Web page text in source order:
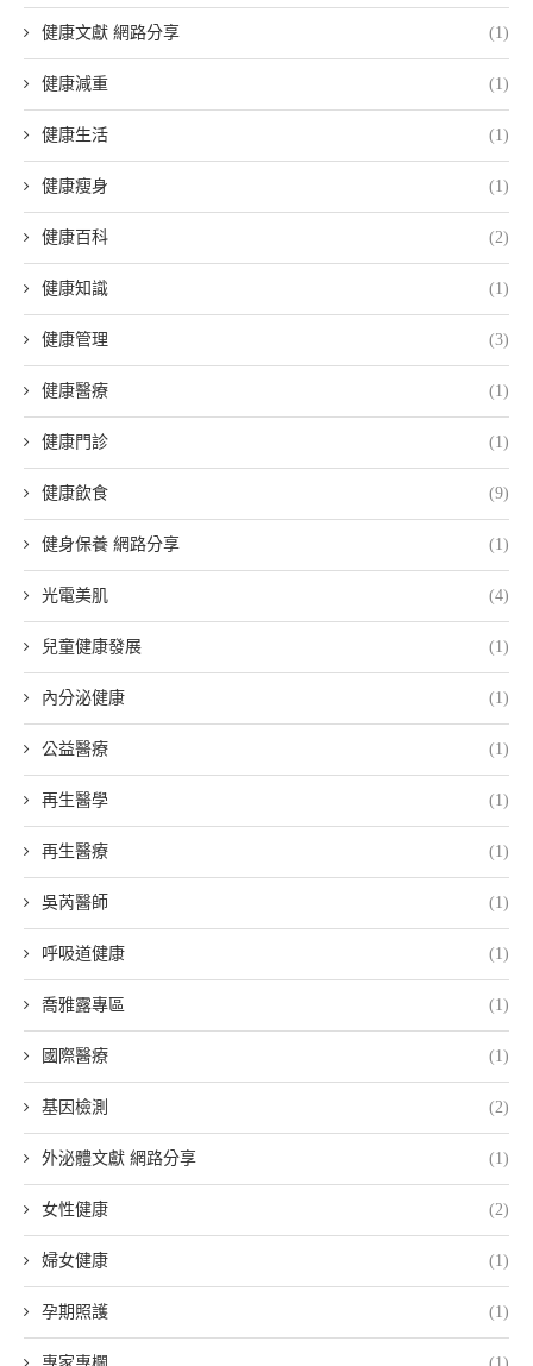
健康文獻 網路分享 (1)
健康減重 (1)
健康生活 (1)
健康瘦身 (1)
健康百科 (2)
健康知識 (1)
健康管理 (3)
健康醫療 (1)
健康門診 (1)
健康飲食 (9)
健身保養 網路分享 (1)
光電美肌 (4)
兒童健康發展 (1)
內分泌健康 (1)
公益醫療 (1)
再生醫學 (1)
再生醫療 (1)
吳芮醫師 (1)
呼吸道健康 (1)
喬雅露專區 (1)
國際醫療 (1)
基因檢測 (2)
外泌體文獻 網路分享 (1)
女性健康 (2)
婦女健康 (1)
孕期照護 (1)